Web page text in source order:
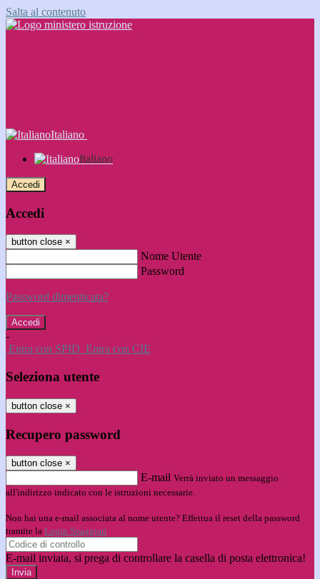
Salta al contenuto
Italiano
Italiano
Accedi
Accedi
button close ×
Nome Utente
Password
Password dimenticata?
-
Entra con SPID Entra con CIE
Seleziona utente
button close ×
Recupero password
button close ×
E-mail Verrà inviato un messaggio
all'indirizzo indicato con le istruzioni necessarie.
Non hai una e-mail associata al nome utente? Effettua il reset della password
tramite la Login Spaggiari
E-mail inviata, si prega di controllare la casella di posta elettronica!